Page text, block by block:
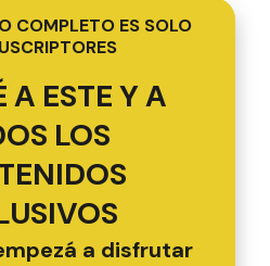
COMPLETO ES SOLO
A ESTE Y A
LOS
a disfrutar